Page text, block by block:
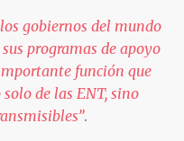
gobiernos del mundo
programas de apoyo
función que
de las ENT, sino
.